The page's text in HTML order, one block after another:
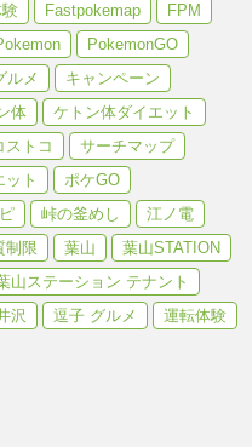
Fastpokemap
FPM
PokemonGO
ルメ
キャンペーン
体
ケトン体ダイエット
ストコ
サーチマップ
ット
ポケGO
峠の釜めし
江ノ電
制限 葉山
葉山STATION
山ステーション テナント
沢 逗子 グルメ
運転体験